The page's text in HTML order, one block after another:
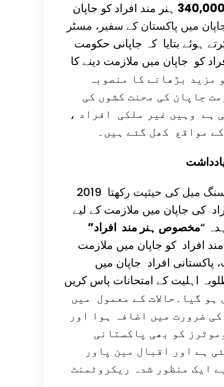
340,000 ہنر مند افراد کو جاپان
میں پاکستان کے سفیر، مسٹر
ہوئے بتایا کہ جاپانی حکومت
سے 500,000 ہنر مند افراد کو جاپان میں ملازمت دینے کا
تک اس تعداد کو مزید بڑھانے کا منصوبہ
جاپان کی محنت کشوں کی
ہے وہیں غیر ملکی افراد ،
مواقع کھل گئے ہیں۔
2019 جاپان-پاکستان تعاون کی تاریخ میں ایک اہم سنگ میل کی حیثیت رکھتا
کی جاپان میں ملازمت کے لیے
“مخصوص ہنر مند افراد”
افراد کو جاپان میں ملازمت
افراد جاپان میں
اہلیت کے امتحانات پاس کریں
ملتوی ہو گیا۔حالات کے معمول میں
ضرورت میں اضافہ ہوا اور
کو بھی پاکستانی
ہے اور ا قبال مین پاور
ایک منظور شدہ ریکروٹمنٹ